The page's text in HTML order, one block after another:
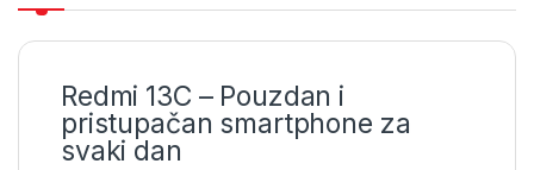
Redmi 13C – Pouzdan i
pristupačan smartphone za
svaki dan